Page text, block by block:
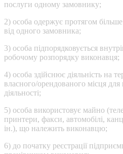
послуги одному замовнику;
2) особа одержує протягом
від одного замовника;
3) особа підпорядковується
робочому розпорядку виконавця;
4) особа здійснює діяльність на
власного/орендованого місця
діяльності;
5) особа використовує майно
принтери, факси, автомобілі,
ін.), що належить виконавцю;
6) до початку реєстрації